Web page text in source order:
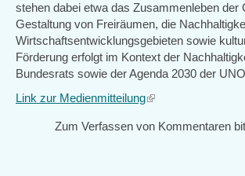
stehen dabei etwa das Zusammenleben der
Gestaltung von Freiräumen, die
Wirtschaftsentwicklungsgebieten sowie
Förderung erfolgt im Kontext der
Bundesrats sowie der Agenda 2030 der
Link zur Medienmitteilung(link
external)
Zum Verfassen von Kommentaren